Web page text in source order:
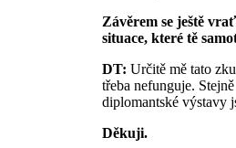
Závěrem se ještě
situace, které tě
DT: Určitě mě tato
třeba nefunguje.
diplomantské výstavy
Děkuji.